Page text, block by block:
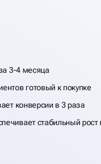
3-4 месяца
готовый к покупке
конверсии в 3 раза
стабильный